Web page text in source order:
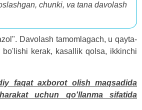
chunki, va tana davolash
Davolash tamomlagach, u qayta-
bo'lishi kerak, kasallik qolsa, ikkinchi
faqat axborot olish maqsadida
uchun qo'llanma sifatida